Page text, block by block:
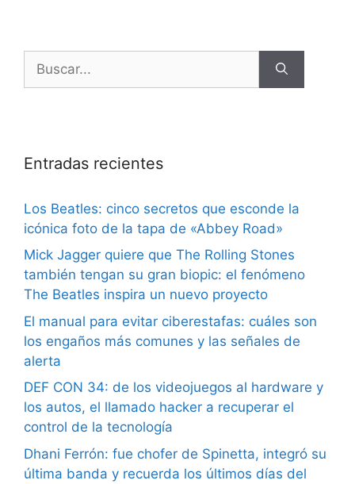
Entradas recientes
Los Beatles: cinco secretos que esconde la
icónica foto de la tapa de «Abbey Road»
Mick Jagger quiere que The Rolling Stones
también tengan su gran biopic: el fenómeno
The Beatles inspira un nuevo proyecto
El manual para evitar ciberestafas: cuáles son
los engaños más comunes y las señales de
alerta
DEF CON 34: de los videojuegos al hardware y
los autos, el llamado hacker a recuperar el
control de la tecnología
Dhani Ferrón: fue chofer de Spinetta, integró su
última banda y recuerda los últimos días del